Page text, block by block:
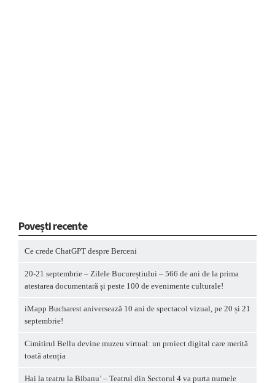
Povești recente
Ce crede ChatGPT despre Berceni
20-21 septembrie – Zilele Bucureștiului – 566 de ani de la prima
atestarea documentară și peste 100 de evenimente culturale!
iMapp Bucharest aniversează 10 ani de spectacol vizual, pe 20 și 21
septembrie!
Cimitirul Bellu devine muzeu virtual: un proiect digital care merită
toată atenția
Hai la teatru la Bibanu’ – Teatrul din Sectorul 4 va purta numele